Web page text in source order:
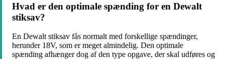
Hvad er den optimale spænding for en Dewalt
stiksav?
En Dewalt stiksav fås normalt med forskellige spændinger,
herunder 18V, som er meget almindelig. Den optimale
spænding afhænger dog af den type opgave, der skal udføres og